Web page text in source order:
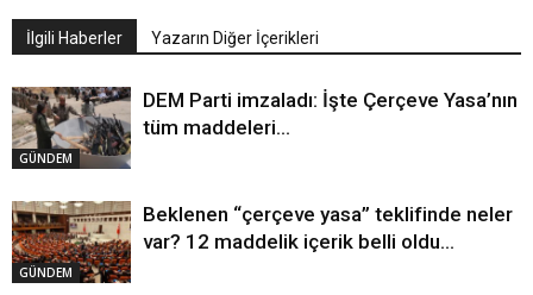
İlgili Haberler Yazarın Diğer İçerikleri
GÜNDEM
DEM Parti imzaladı: İşte Çerçeve Yasa’nın
tüm maddeleri…
GÜNDEM
Beklenen “çerçeve yasa” teklifinde neler
var? 12 maddelik içerik belli oldu…